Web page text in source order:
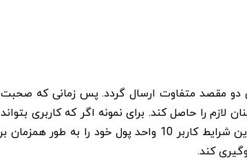
مقصد متفاوت ارسال گردد. پس زمانی که
بگیرد، یعنی بدون هیچ پشتوانه‌ای مبلغ خود را به مقدار 10 برابر
کند.